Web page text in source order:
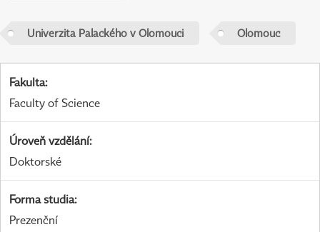
Univerzita Palackého v Olomouci Olomouc
Fakulta:
Faculty of Science
Úroveň vzdělání:
Doktorské
Forma studia:
Prezenční